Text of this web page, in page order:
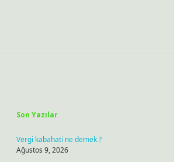
Son Yazılar
Vergi kabahati ne demek ?
Ağustos 9, 2026